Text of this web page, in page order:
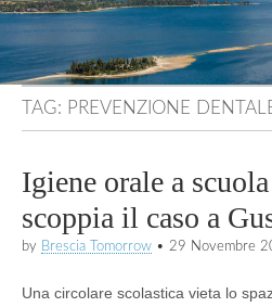
TAG: PREVENZIONE
Igiene orale a
scoppia il caso a
by Brescia Tomorrow • 29 Novembre
Una circolare scolastica vieta lo